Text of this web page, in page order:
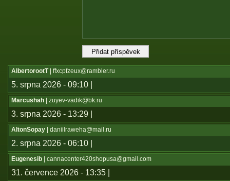
AlbertorootT| ffxcpfzeux@rambler.ru
5. srpna 2026 - 09:10 |
Marcushah | zuyev-vadik@bk.ru
3. srpna 2026 - 13:29 |
AltonSopay | daniilraweha@mail.ru
2. srpna 2026 - 06:10 |
Eugenesib | cannacenter420shopusa@gmail.com
31. července 2026 - 13:35 |